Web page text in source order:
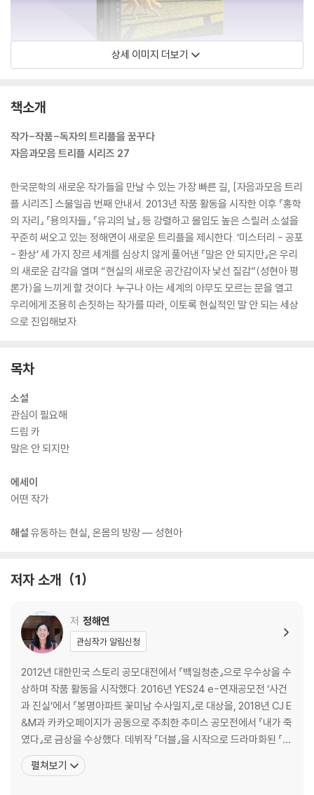
상세 이미지 더보기
책소개
작가-작품-독자의 트리플을 꿈꾸다
자음과모음 트리플 시리즈 27
한국문학의 새로운 작가들을 만날 수 있는 가장 빠른 길, [자음과모음 트리
플 시리즈] 스물일곱 번째 안내서. 2013년 작품 활동을 시작한 이후 『홍학
의 자리』 『용의자들』 『유괴의 날』 등 강렬하고 몰입도 높은 스릴러 소설을
꾸준히 써오고 있는 정해연이 새로운 트리플을 제시한다. ‘미스터리 - 공포
- 환상’ 세 가지 장르 세계를 심상치 않게 풀어낸 『말은 안 되지만』은 우리
의 새로운 감각을 열며 “현실의 새로운 공간감이자 낯선 질감”(성현아 평
론가)을 느끼게 할 것이다. 누구나 아는 세계의 아무도 모르는 문을 열고
우리에게 조용히 손짓하는 작가를 따라, 이토록 현실적인 말 안 되는 세상
으로 진입해보자.
목차
소설
관심이 필요해
드림 카
말은 안 되지만
에세이
어떤 작가
해설 유동하는 현실, 온몸의 방랑 ― 성현아
저자 소개 1
저 정해연
관심작가 알림신청
2012년 대한민국 스토리 공모대전에서 『백일청춘』으로 우수상을 수
상하며 작품 활동을 시작했다. 2016년 YES24 e-연재공모전 ‘사건
과 진실’에서 『봉명아파트 꽃미남 수사일지』로 대상을, 2018년 CJ E
&M과 카카오페이지가 공동으로 주최한 추미스 공모전에서 『내가 죽
였다』로 금상을 수상했다. 데뷔작 『더블』을 시작으로 드라마화된 『유
괴의 날』을 포함한 ‘날’ 시리즈, 『드라이브』 『매듭의 끝』과 같은 장편
소설을 여럿 출간했고, 특수 설정 스릴러 『못 먹는 남자』와 블랙 유머
펼쳐보기